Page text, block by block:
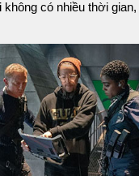
không có nhiều thời